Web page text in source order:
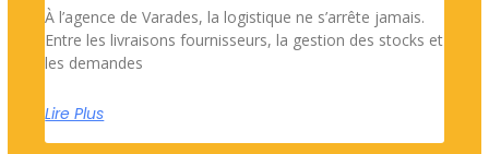
À l’agence de Varades, la logistique ne s’arrête jamais.
Entre les livraisons fournisseurs, la gestion des stocks et
les demandes
Lire Plus